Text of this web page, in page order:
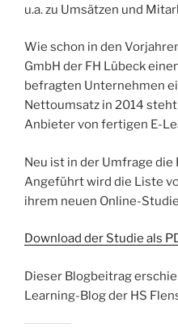
u.a. zu Umsätzen und
Wie schon in den
GmbH der FH Lübeck
befragten Unternehmen
Nettoumsatz in 2014
Anbieter von fertigen E-
Neu ist in der Umfrage die
Angeführt wird die Liste
ihrem neuen Online-
Download der Studie als
Dieser Blogbeitrag
Learning-Blog der HS